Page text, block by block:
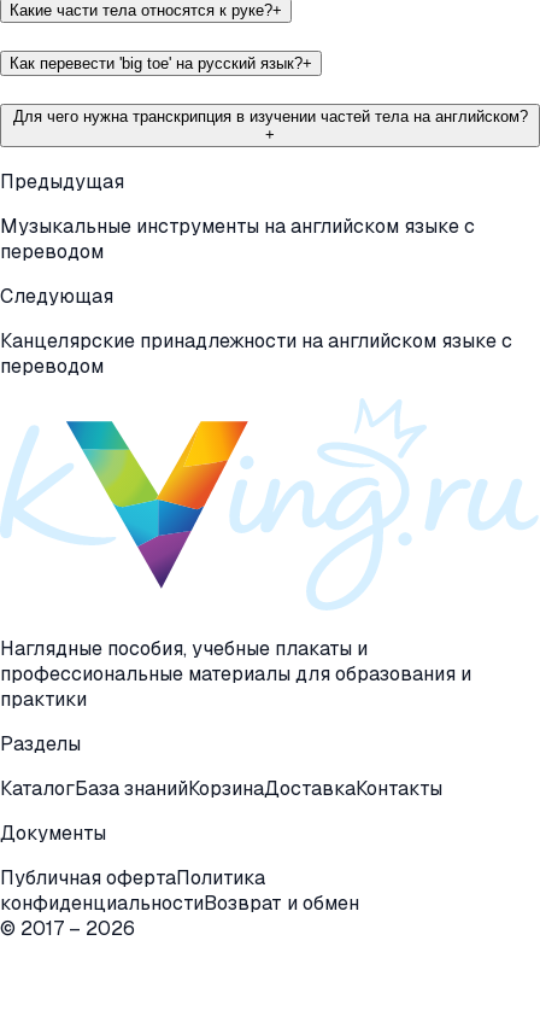
Какие части тела относятся к руке?+
Как перевести 'big toe' на русский язык?+
Для чего нужна транскрипция в изучении частей тела на английском?
+
Предыдущая
Музыкальные инструменты на английском языке с
переводом
Следующая
Канцелярские принадлежности на английском языке с
переводом
Наглядные пособия, учебные плакаты и
профессиональные материалы для образования и
практики
Разделы
КаталогБаза знанийКорзинаДоставкаКонтакты
Документы
Публичная офертаПолитика
конфиденциальностиВозврат и обмен
© 2017 – 2026